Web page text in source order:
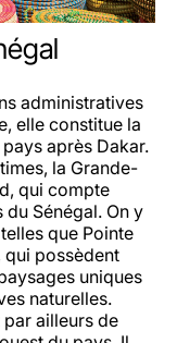
administratives
elle constitue la
après Dakar.
la Grande-
qui compte
Sénégal. On y
que Pointe
qui possèdent
uniques
naturelles.
par ailleurs de